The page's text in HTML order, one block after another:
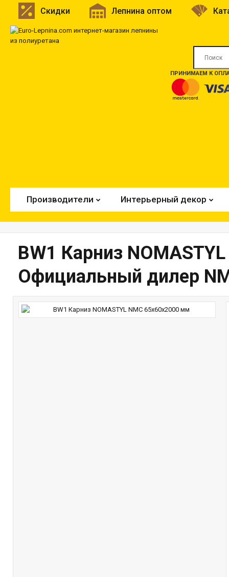
Скидки Лепнина оптом
ПРИНИМАЕМ К
Производители Интерьерный декор
BW1 Карниз
Официальный дилер